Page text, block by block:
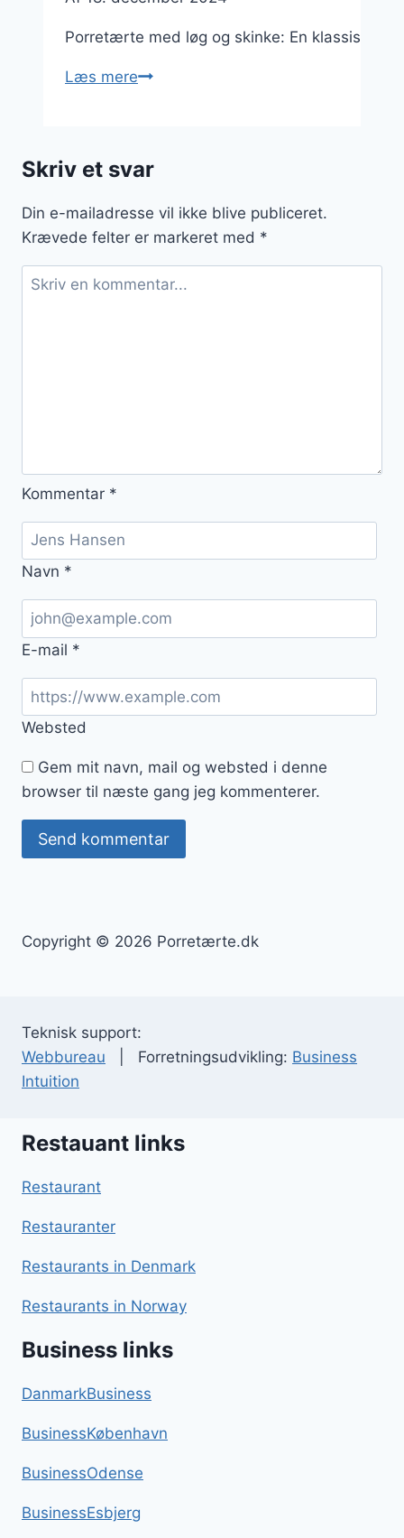
Porretærte med løg og skinke: En klassisk
Læs merePorretærte
skinke
Skriv et svar
Din e-mailadresse vil ikke blive publiceret.
Krævede felter er markeret med *
Kommentar *
Navn *
E-mail *
Websted
Gem mit navn, mail og websted i denne
browser til næste gang jeg kommenterer.
Copyright © 2026 Porretærte.dk
Teknisk support:
Webbureau | Forretningsudvikling: Business
Intuition
Restauant links
Restaurant
Restauranter
Restaurants in Denmark
Restaurants in Norway
Business links
DanmarkBusiness
BusinessKøbenhavn
BusinessOdense
BusinessEsbjerg